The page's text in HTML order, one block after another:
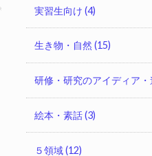
実習生向け (4)
生き物・自然 (15)
研修・研究のアイディア
絵本・素話(3)
５領域(12)